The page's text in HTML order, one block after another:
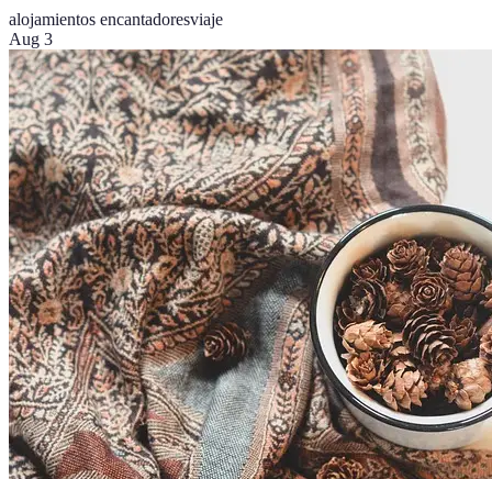
alojamientos encantadoresviaje
Aug 3